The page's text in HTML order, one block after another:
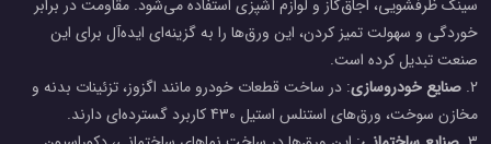
سینک ظرفشویی، اجاق‌گاز و لوازم آشپزی استفاده می‌شود. مقاومت در برابر
خوردگی و سهولت تمیز کردن، این ورق‌ها را به گزینه‌ای ایده‌آل برای این
صنعت تبدیل کرده است.
2. صنایع خودروسازی: در ساخت قطعات خودرو مانند اگزوز، تزئینات بدنه و
مخازن سوخت، ورق‌های استنلس استیل 430 کاربرد گسترده‌ای دارند.